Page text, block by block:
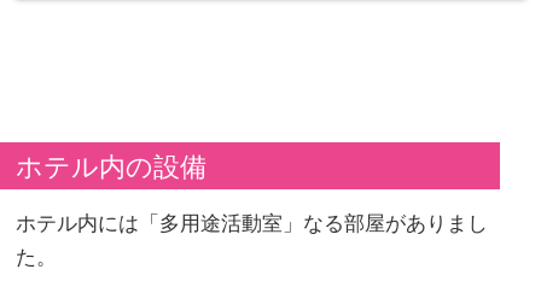
ホテル内の設備
ホテル内には「多用途活動室」なる部屋がありまし
た。